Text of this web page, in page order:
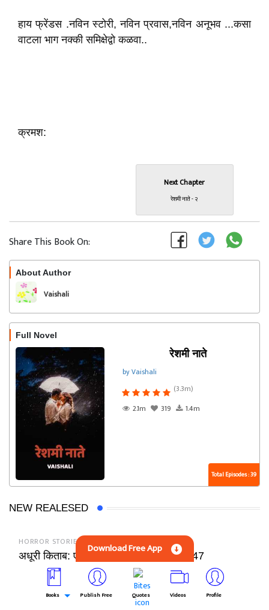
हाय फ्रेंडस .नविन स्टोरी, नविन प्रवास,नविन अनूभव ...कसा
वाटला भाग नक्की समिक्षेद्वा‌े कळवा..
क्रमश:
Next Chapter
रेशमी नाते - २
Share This Book On:
About Author
Vaishali
Full Novel
रेशमी नाते
by Vaishali
(3.3m)
2.1m
319 1.4m
Total Episodes : 39
NEW REALESED
HORROR STORIES
अधूरी किताब: एक रूहानी दास्तान। - एपिसोड 47
KAJAL JHA
Download Free App
Books Publish Free Quotes Videos Profile